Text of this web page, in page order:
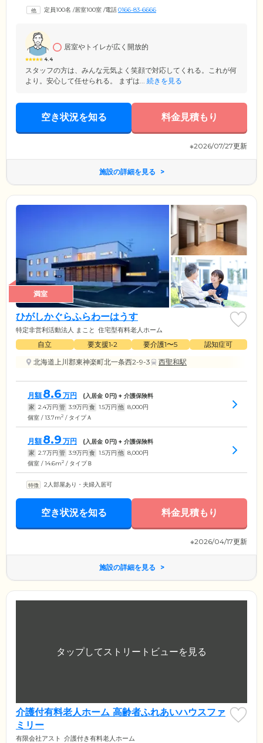
では簡単な計算問題や漢字クイズのほか、ラジオ体操、指の体操などを
定員100名 /居室100室 /電話0166-83-6666
4.4
居室やトイレが広く開放的
スタッフの方は、みんな元気よく笑顔で対応してくれる。これが何
より。安心して任せられる。 まずは... 続きを見る
空き状況を知る 料金見積もり
※2026/07/27更新
施設の詳細を見る
満室
ひがしかぐらふらわーはうす
特定非営利活動法人 まこと 住宅型有料老人ホーム
自立 要支援1•2 要介護1〜5
認知症可
北海道上川郡東神楽町北一条西2-9-3
西聖和駅
月額 8.6 万円 (入居金 0円) + 介護保険料
家 2.4万円 管 3.9万円 食 1.5万円 他 8,000円
個室 / 13.7m2 / タイプＡ
月額 8.9 万円 (入居金 0円) + 介護保険料
家 2.7万円 管 3.9万円 食 1.5万円 他 8,000円
個室 / 14.6m2 / タイプＢ
2人部屋あり・夫婦入居可
空き状況を知る 料金見積もり
※2026/04/17更新
施設の詳細を見る
介護付有料老人ホーム 高齢者ふれあいハウスファ
ミリー
有限会社アスト 介護付き有料老人ホーム